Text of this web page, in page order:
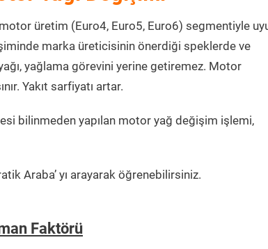
üretim (Euro4, Euro5, Euro6) segmentiyle
marka üreticisinin önerdiği speklerde ve
yağlama görevini yerine getiremez. Motor
Yakıt sarfiyatı artar.
bilinmeden yapılan motor yağ değişim işlemi,
Araba’ yı arayarak öğrenebilirsiniz.
Faktörü